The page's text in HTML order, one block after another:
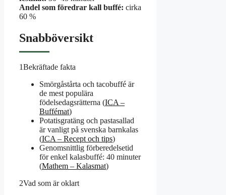
Andel som föredrar kall buffé: cirka
60 %
Snabböversikt
1Bekräftade fakta
Smörgåstårta och tacobuffé är
de mest populära
födelsedagsrätterna (ICA –
Buffémat)
Potatisgratäng och pastasallad
är vanligt på svenska barnkalas
(ICA – Recept och tips)
Genomsnittlig förberedelsetid
för enkel kalasbuffé: 40 minuter
(Mathem – Kalasmat)
2Vad som är oklart